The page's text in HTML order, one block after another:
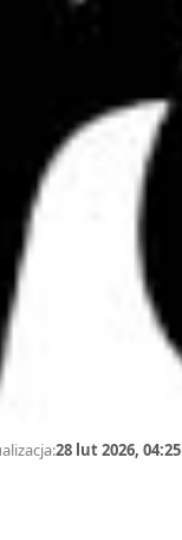
28 lut 2026, 04:25